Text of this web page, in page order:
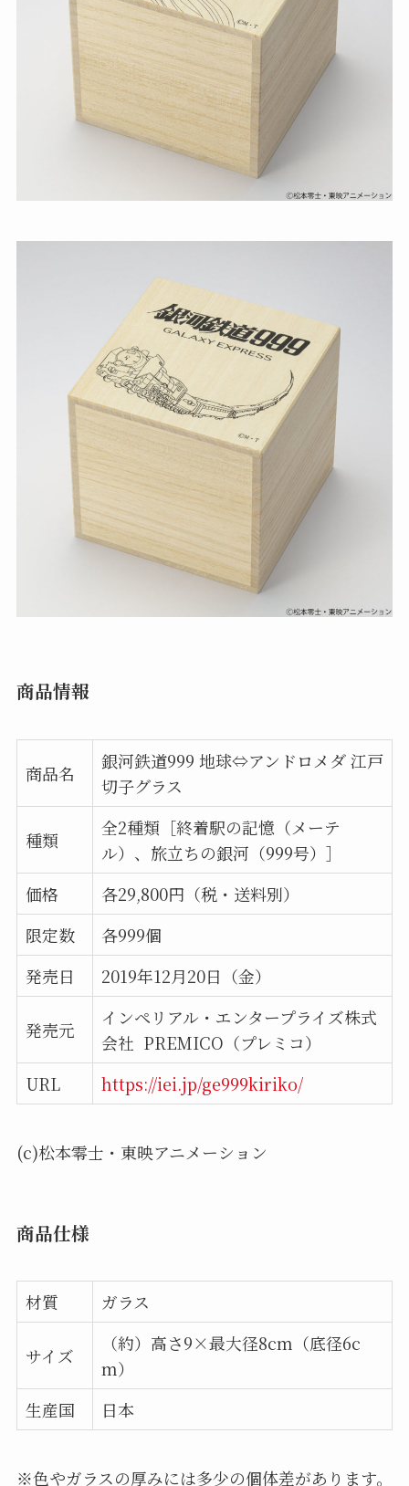
商品情報
商品名
銀河鉄道999 地球⇔アンドロメダ 江戸
切子グラス
種類
全2種類［終着駅の記憶（メーテ
ル）、旅立ちの銀河（999号）］
価格
各29,800円（税・送料別）
限定数
各999個
発売日
2019年12月20日（金）
発売元
インペリアル・エンタープライズ株式
会社 PREMICO（プレミコ）
URL
https://iei.jp/ge999kiriko/
(c)松本零士・東映アニメーション
商品仕様
材質 ガラス
サイズ
（約）高さ9×最大径8cm（底径6c
m）
生産国
日本
※色やガラスの厚みには多少の個体差があります。